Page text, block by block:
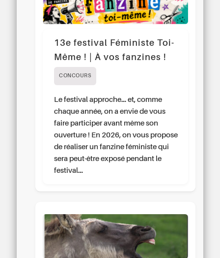
13e festival Féministe Toi-
Même ! | À vos fanzines !
CONCOURS
Le festival approche… et, comme
chaque année, on a envie de vous
faire participer avant même son
ouverture ! En 2026, on vous propose
de réaliser un fanzine féministe qui
sera peut-être exposé pendant le
festival…